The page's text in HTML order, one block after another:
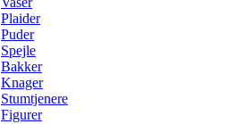
Plaider
Puder
Spejle
Bakker
Knager
Stumtjenere
Figurer